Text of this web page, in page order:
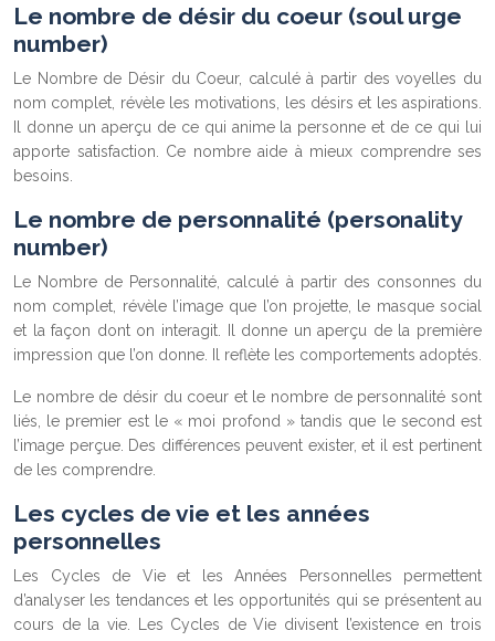
Le nombre de désir du coeur (soul urge
number)
Le Nombre de Désir du Coeur, calculé à partir des voyelles du
nom complet, révèle les motivations, les désirs et les aspirations.
Il donne un aperçu de ce qui anime la personne et de ce qui lui
apporte satisfaction. Ce nombre aide à mieux comprendre ses
besoins.
Le nombre de personnalité (personality
number)
Le Nombre de Personnalité, calculé à partir des consonnes du
nom complet, révèle l’image que l’on projette, le masque social
et la façon dont on interagit. Il donne un aperçu de la première
impression que l’on donne. Il reflète les comportements adoptés.
Le nombre de désir du coeur et le nombre de personnalité sont
liés, le premier est le « moi profond » tandis que le second est
l’image perçue. Des différences peuvent exister, et il est pertinent
de les comprendre.
Les cycles de vie et les années
personnelles
Les Cycles de Vie et les Années Personnelles permettent
d’analyser les tendances et les opportunités qui se présentent au
cours de la vie. Les Cycles de Vie divisent l’existence en trois